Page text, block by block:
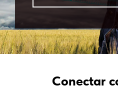
Conectar